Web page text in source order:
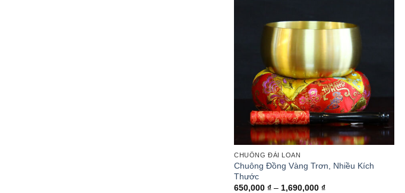
CHUÔNG ĐÀI LOAN
Chuông Đồng Vàng Trơn, Nhiều Kích
Thước
650,000₫ – 1,690,000₫Khoảng